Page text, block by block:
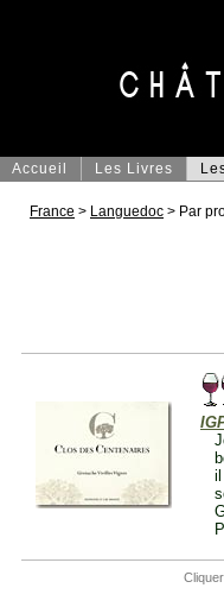
Accueil Les Livres
France > Languedoc > Par
il